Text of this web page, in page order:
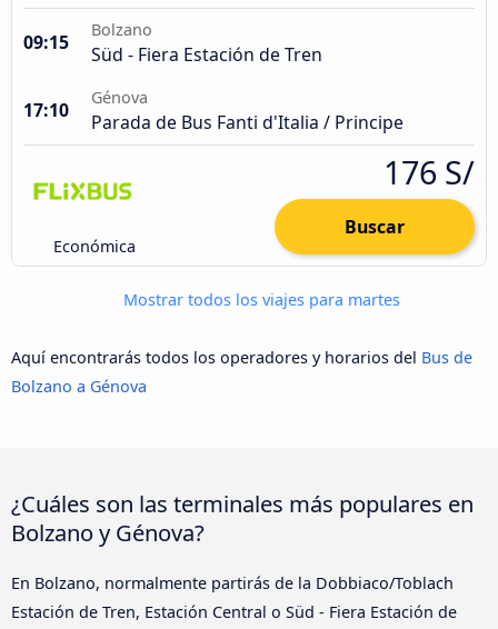
09:15
Bolzano
Süd - Fiera Estación de Tren
17:10
Génova
Parada de Bus Fanti d'Italia / Principe
Económica
176 S/
Buscar
Mostrar todos los viajes para martes
Aquí encontrarás todos los operadores y horarios del Bus de
Bolzano a Génova
¿Cuáles son las terminales más populares en
Bolzano y Génova?
En Bolzano, normalmente partirás de la Dobbiaco/Toblach
Estación de Tren, Estación Central o Süd - Fiera Estación de